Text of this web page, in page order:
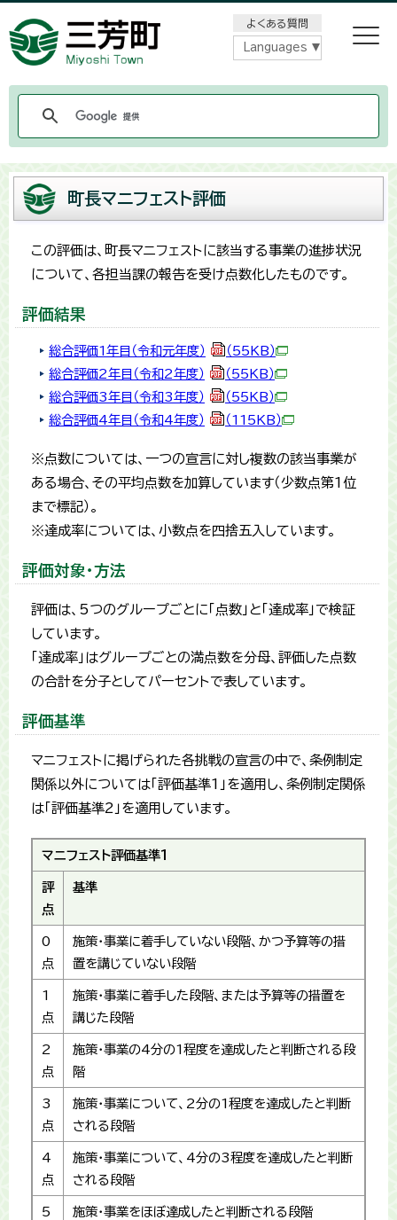
よくある質問
Languages
町長マニフェスト評価
この評価は、町長マニフェストに該当する事業の進捗状況
について、各担当課の報告を受け点数化したものです。
評価結果
総合評価1年目（令和元年度）
（55KB）
総合評価2年目（令和2年度）
（55KB）
総合評価3年目（令和3年度）
（55KB）
総合評価4年目（令和4年度）
（115KB）
※点数については、一つの宣言に対し複数の該当事業が
ある場合、その平均点数を加算しています（少数点第1位
まで標記）。
※達成率については、小数点を四捨五入しています。
評価対象・方法
評価は、5つのグループごとに「点数」と「達成率」で検証
しています。
「達成率」はグループごとの満点数を分母、評価した点数
の合計を分子としてパーセントで表しています。
評価基準
マニフェストに掲げられた各挑戦の宣言の中で、条例制定
関係以外については「評価基準1」を適用し、条例制定関係
は「評価基準2」を適用しています。
マニフェスト評価基準1
評
点
基準
0
点
施策・事業に着手していない段階、かつ予算等の措
置を講じていない段階
1
点
施策・事業に着手した段階、または予算等の措置を
講じた段階
2
点
施策・事業の4分の1程度を達成したと判断される段
階
3
点
施策・事業について、2分の1程度を達成したと判断
される段階
4
点
施策・事業について、4分の3程度を達成したと判断
される段階
5
施策・事業をほぼ達成したと判断される段階